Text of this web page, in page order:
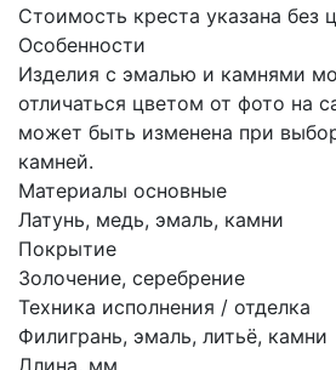
Стоимость креста указана без
Особенности
Изделия с эмалью и камнями
отличаться цветом от фото на
может быть изменена при
камней.
Материалы основные
Латунь, медь, эмаль, камни
Покрытие
Золочение, серебрение
Техника исполнения / отделка
Филигрань, эмаль, литьё, камни
Длина, мм